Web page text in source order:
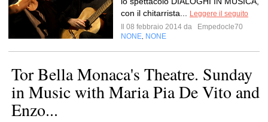
con il chitarrista...
Leggere il seguito
Il 08 febbraio 2014 da
Empedocle70
NONE NONE
Tor Bella Monaca's Theatre. Sunday
in Music with Maria Pia De Vito and
Enzo...